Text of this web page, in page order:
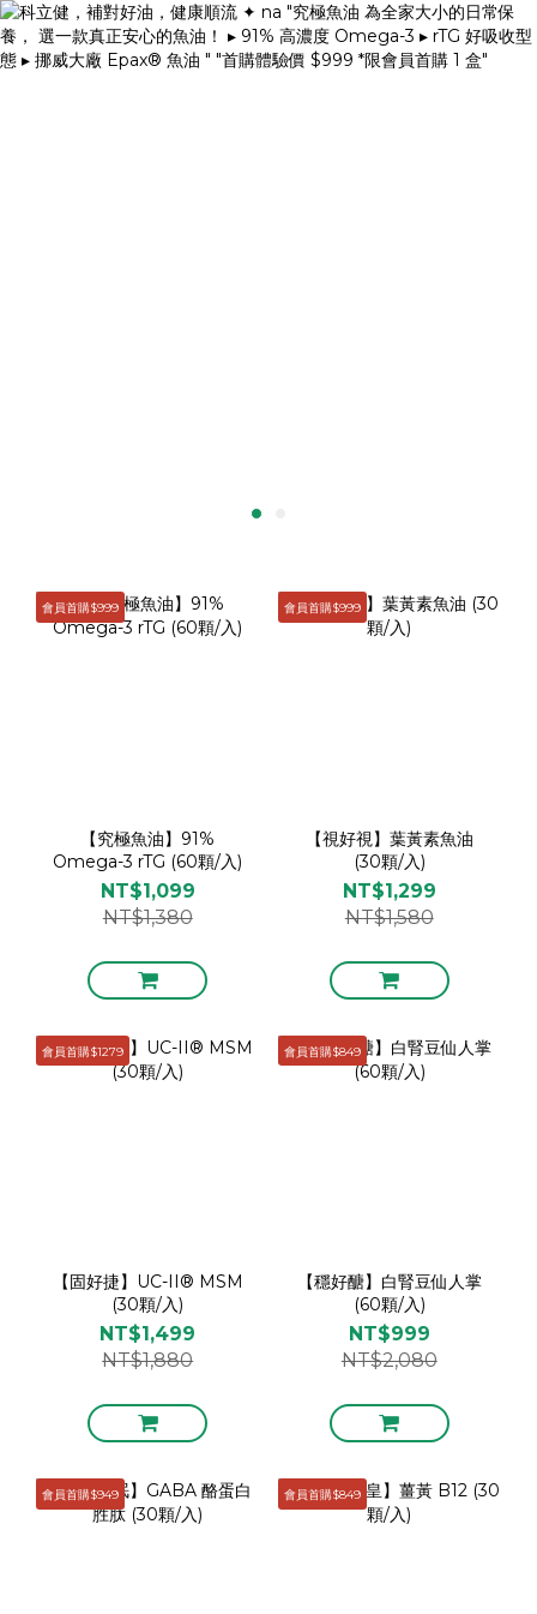
會員首購$999
【究極魚油】91%
Omega-3 rTG (60顆/入)
NT$1,099
NT$1,380
會員首購$999
【視好視】葉黃素魚油
(30顆/入)
NT$1,299
NT$1,580
會員首購$1279
【固好捷】UC-II® MSM
(30顆/入)
NT$1,499
NT$1,880
會員首購$849
【穩好醣】白腎豆仙人掌
(60顆/入)
NT$999
NT$2,080
會員首購$949 會員首購$849